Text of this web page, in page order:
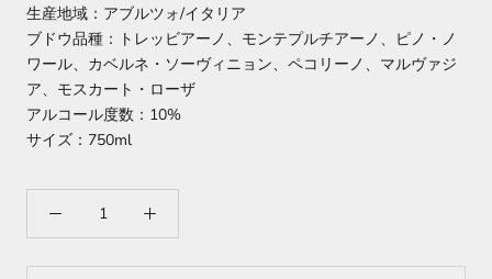
生産地域：アブルツォ/イタリア
ブドウ品種：トレッビアーノ、モンテプルチアーノ、ピノ・ノ
ワール、カベルネ・ソーヴィニョン、ペコリーノ、マルヴァジ
ア、モスカート・ローザ
アルコール度数：10%
サイズ：750ml